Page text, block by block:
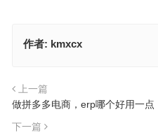
作者: kmxcx
上一篇
做拼多多电商，erp哪个好用一点
下一篇